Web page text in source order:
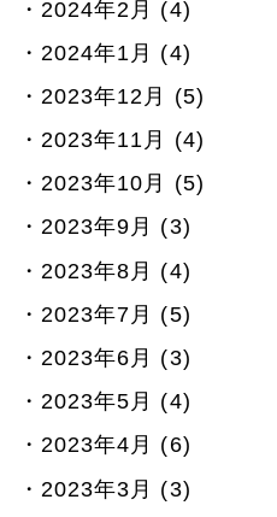
2024年2月 (4)
2024年1月 (4)
2023年12月 (5)
2023年11月 (4)
2023年10月 (5)
2023年9月 (3)
2023年8月 (4)
2023年7月 (5)
2023年6月 (3)
2023年5月 (4)
2023年4月 (6)
2023年3月 (3)